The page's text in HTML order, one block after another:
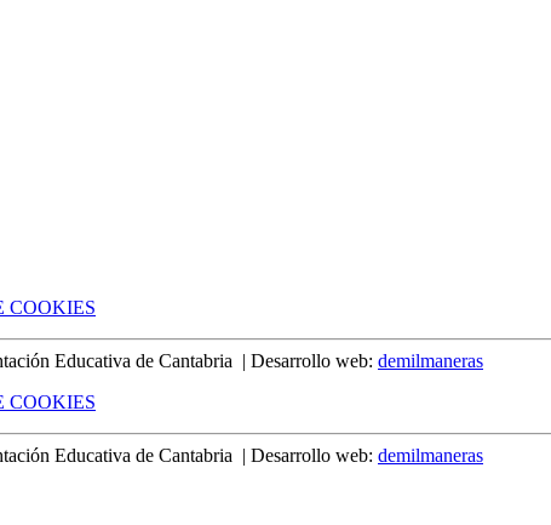
COOKIES
Educativa de Cantabria | Desarrollo web: demilmaneras
COOKIES
Educativa de Cantabria | Desarrollo web: demilmaneras